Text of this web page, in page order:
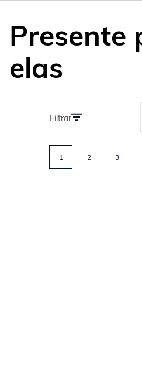
Presente
elas
Filtrar
1 2 3